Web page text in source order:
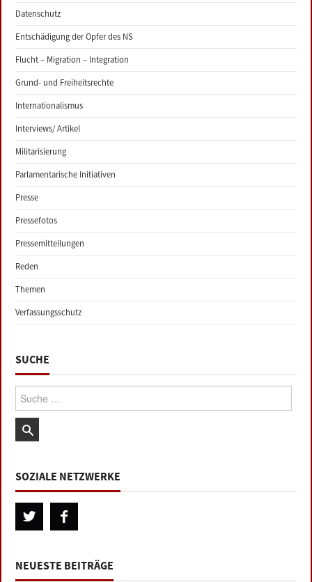
Datenschutz
Entschädigung der Opfer des NS
Flucht – Migration – Integration
Grund- und Freiheitsrechte
Internationalismus
Interviews/ Artikel
Militarisierung
Parlamentarische Initiativen
Presse
Pressefotos
Pressemitteilungen
Reden
Themen
Verfassungsschutz
SUCHE
Suche:
SOZIALE NETZWERKE
NEUESTE BEITRÄGE